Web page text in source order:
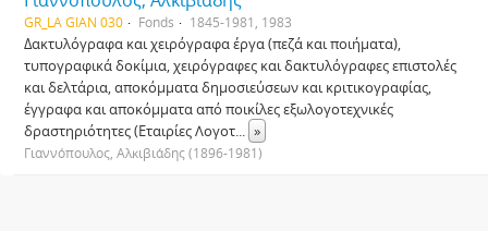
GR_LA GIAN 030 Fonds 1845-1981, 1983
Δακτυλόγραφα και χειρόγραφα έργα (πεζά και ποιήματα),
τυπογραφικά δοκίμια, χειρόγραφες και δακτυλόγραφες επιστολές
και δελτάρια, αποκόμματα δημοσιεύσεων και κριτικογραφίας,
έγγραφα και αποκόμματα από ποικίλες εξωλογοτεχνικές
δραστηριότητες (Εταιρίες Λογοτ... »
Γιαννόπουλος, Αλκιβιάδης (1896-1981)